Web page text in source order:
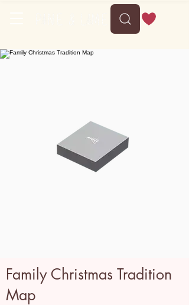
Family Christmas Tradition
Map